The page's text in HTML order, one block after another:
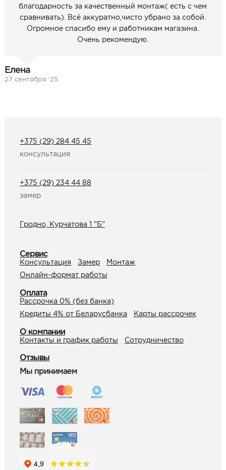
благодарность за качественный монтаж( есть с чем
сравнивать). Всё аккуратно,чисто убрано за собой.
Огромное спасибо ему и работникам магазина.
Очень рекомендую.
Елена
27 сентября ‘25
+375 (29) 284 45 45
консультация
+375 (29) 234 44 88
замер
Гродно, Курчатова 1 "Б"
Сервис
Консультация Замер
Монтаж
Онлайн-формат работы
Оплата
Рассрочка 0% (без банка)
Кредиты 4% от Беларусбанка
Карты рассрочек
О компании
Контакты и график работы Сотрудничество
Отзывы
Мы принимаем